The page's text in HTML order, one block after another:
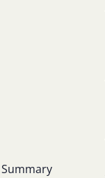
Summary